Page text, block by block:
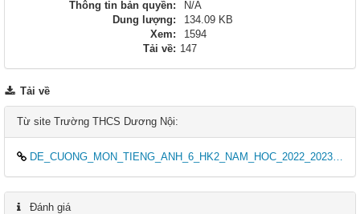
Thông tin bản quyền:
N/A
Dung lượng:
134.09 KB
Xem:
1594
Tải về: 147
Tải về
Từ site Trường THCS Dương Nội:
DE_CUONG_MON_TIENG_ANH_6_HK2_NAM_HOC_2022_2023.docx
Đánh giá